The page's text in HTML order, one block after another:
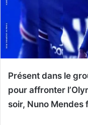
Présent dans le
pour affronter
soir, Nuno Mendes